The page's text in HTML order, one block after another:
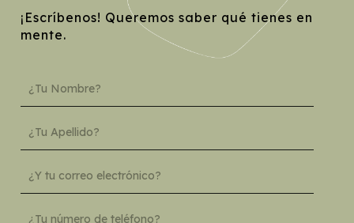
¡Escríbenos! Queremos saber qué tienes en
mente.